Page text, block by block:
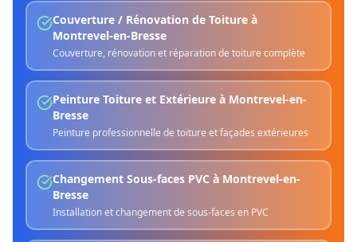
Couverture / Rénovation de Toiture à
Montrevel-en-Bresse
Couverture, rénovation et réparation de toiture complète
Peinture Toiture et Extérieure à Montrevel-en-
Bresse
Peinture professionnelle de toiture et façades extérieures
Changement Sous-faces PVC à Montrevel-en-
Bresse
Installation et changement de sous-faces en PVC